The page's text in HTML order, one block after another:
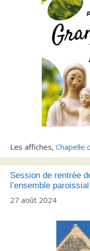
Les affiches, Chapelle
Session de rentrée
l’ensemble paroissial
27 août 2024